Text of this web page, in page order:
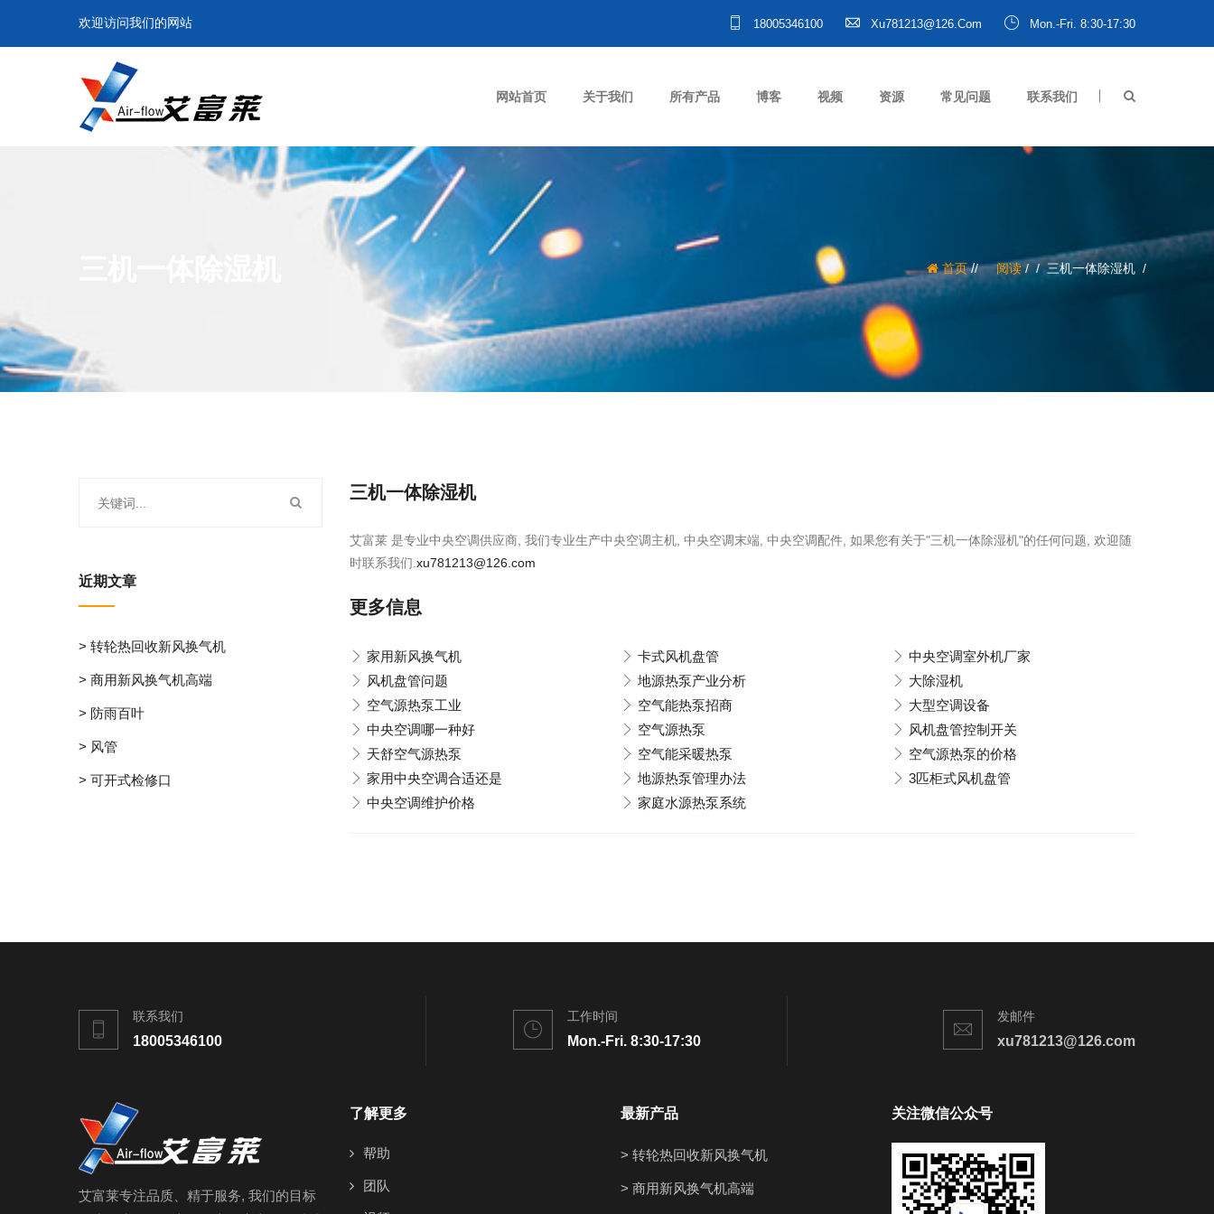
欢迎访问我们的网站 18005346100 Xu781213@126.com Mon.-Fri. 8:30-17:30
网站首页 关于我们 所有产品 博客 视频 资源 常见问题 联系我们
首页/ 阅读/ 三机一体除湿机
三机一体除湿机
艾富莱 是专业中央空调供应商, 我们专业生产中央空调主机, 中央空调末端, 中央空调配件, 如果您有关于"三机一体除湿机"的任何问题, 欢迎随
时联系我们. xu781213@126.com
更多信息
家用新风换气机 卡式风机盘管
中央空调室外机厂家
风机盘管问题
地源热泵产业分析
大除湿机
空气源热泵工业
空气能热泵招商
大型空调设备
中央空调哪一种好
空气源热泵
风机盘管控制开关
天舒空气源热泵
空气能采暖热泵
空气源热泵的价格
家用中央空调合适还是
地源热泵管理办法
3匹柜式风机盘管
中央空调维护价格
家庭水源热泵系统
近期文章
> 转轮热回收新风换气机
> 商用新风换气机高端
> 防雨百叶
> 风管
> 可开式检修口
联系我们
18005346100
工作时间
Mon.-Fri. 8:30-17:30
发邮件
xu781213@126.com
艾富莱专注品质、精于服务, 我们的目标
了解更多
帮助
团队
最新产品
> 转轮热回收新风换气机
> 商用新风换气机高端
关注微信公众号